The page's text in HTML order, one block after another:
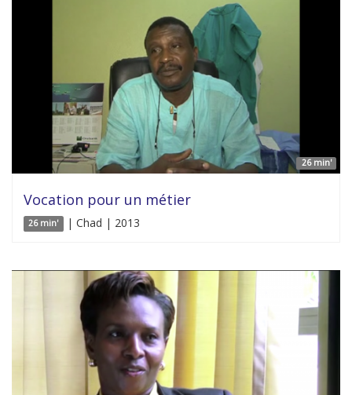
26 min'
Vocation pour un métier
26 min' | Chad | 2013